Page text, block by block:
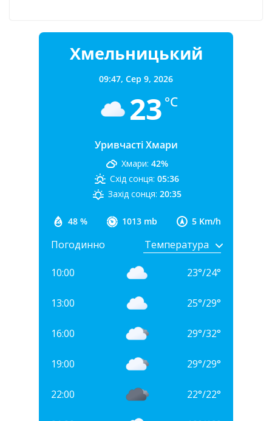
Хмельницький
09:47, Сер 9, 2026
23 °C
Уривчасті Хмари
48 % 1013 mb 5 Km/h
Хмари: 42%
Схід сонця: 05:36
Захід сонця: 20:35
Погодинно
10:00 23°/24°
13:00 25°/29°
16:00 29°/32°
19:00 29°/29°
22:00 22°/22°